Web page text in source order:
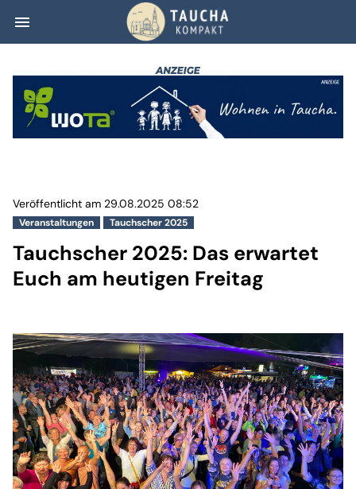
menu Tauchscher
Veranstaltungen Tauchscher 2025
Veröffentlicht am 29.08.2025 08:52
Tauchscher 2025: Das erwartet
Euch am heutigen Freitag